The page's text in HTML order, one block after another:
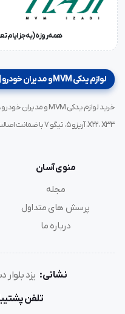
همه‌روزه (به‌جز ایام تعطیل) از
لوازم یدکی MVM و مدیران خودرو | فونیکس، آریزو، تیگو — فروشگاه ایزدی
X22، X33، آریزو ۵، تیگو ۷ با ضمانت اصالت و ارسال سریع.
منوی آسان
مجله
پرسش های متداول
درباره ما
نشانی: یزد
تلفن